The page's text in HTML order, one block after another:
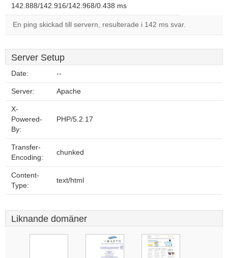
142.888/142.916/142.968/0.438 ms
En ping skickad till servern, resulterade i 142 ms svar.
Server Setup
Date: --
Server: Apache
X-
Powered-
By:
PHP/5.2.17
Transfer-
Encoding:
chunked
Content-
Type:
text/html
Liknande domäner